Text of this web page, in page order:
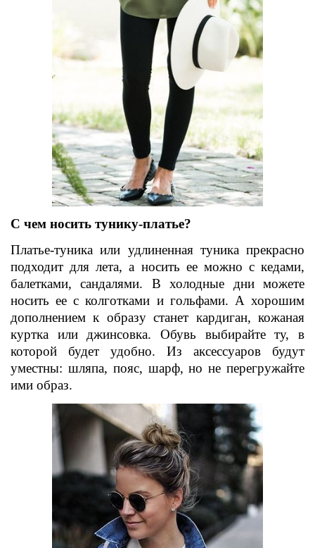
С чем носить тунику-платье?
Платье-туника или удлиненная туника прекрасно
подходит для лета, а носить ее можно с кедами,
балетками, сандалями. В холодные дни можете
носить ее с колготками и гольфами. А хорошим
дополнением к образу станет кардиган, кожаная
куртка или джинсовка. Обувь выбирайте ту, в
которой будет удобно. Из аксессуаров будут
уместны: шляпа, пояс, шарф, но не перегружайте
ими образ.